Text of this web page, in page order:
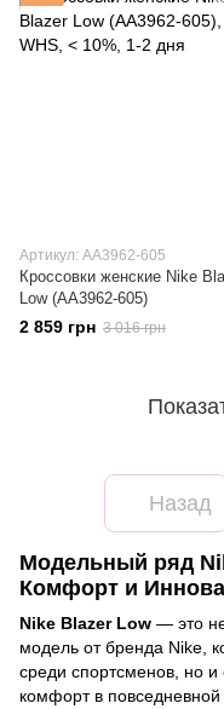
Артикул: AA3962-605
Кроссовки женские Nike
Low (AA3962-605)
2 859 грн 3 016 грн
Назад
Модельный ряд
Комфорт и
Nike Blazer Low — это
модель от бренда Nike,
среди спортсменов, но
комфорт в